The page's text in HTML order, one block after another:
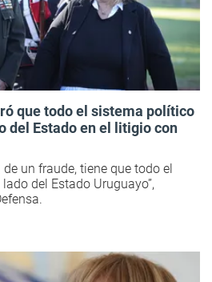
que todo el sistema político
del Estado en el litigio con
un fraude, tiene que todo el
del Estado Uruguayo”,